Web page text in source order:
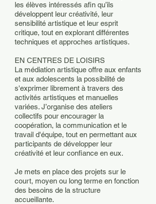
les élèves intéressés afin qu’ils
développent leur créativité, leur
sensibilité artistique et leur esprit
critique, tout en explorant différentes
techniques et approches artistiques.
EN CENTRES DE LOISIRS
La médiation artistique offre aux enfants
et aux adolescents la possibilité de
s'exprimer librement à travers des
activités artistiques et manuelles
variées. J’organise des ateliers
collectifs pour encourager la
coopération, la communication et le
travail d'équipe, tout en permettant aux
participants de développer leur
créativité et leur confiance en eux.
Je mets en place des projets sur le
court, moyen ou long terme en fonction
des besoins de la structure
accueillante.